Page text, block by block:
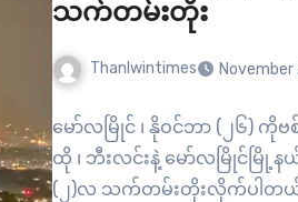
သက်တမ်းတိုး
Thanlwintimes
မော်လမြိုင် ၊ နိုဝင်ဘာ (၂၆)
ထို ၊ ဘီးလင်းနဲ့ မော်လမြိုင်
(၂)လ သက်တမ်းတိုးလိုက်ပါတယ်